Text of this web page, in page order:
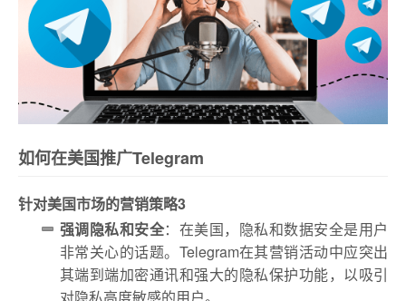
如何在美国推广Telegram
针对美国市场的营销策略3
强调隐私和安全：在美国，隐私和数据安全是用户
非常关心的话题。Telegram在其营销活动中应突出
其端到端加密通讯和强大的隐私保护功能，以吸引